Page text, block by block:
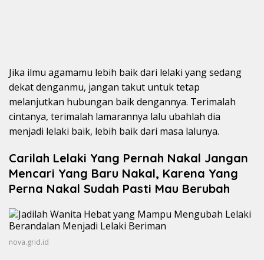
Jika ilmu agamamu lebih baik dari lelaki yang sedang
dekat denganmu, jangan takut untuk tetap
melanjutkan hubungan baik dengannya. Terimalah
cintanya, terimalah lamarannya lalu ubahlah dia
menjadi lelaki baik, lebih baik dari masa lalunya.
Carilah Lelaki Yang Pernah Nakal Jangan
Mencari Yang Baru Nakal, Karena Yang
Perna Nakal Sudah Pasti Mau Berubah
nova.grid.id